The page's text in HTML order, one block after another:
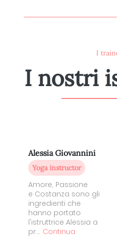
I
I nostri
Alessia Giovannini
Yoga instructor
Amore, Passione
e Costanza sono gli
ingredienti che
hanno portato
l'istruttrice Alessia a
pr... Continua